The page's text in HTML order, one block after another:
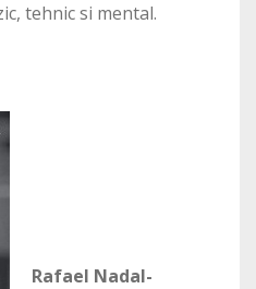
tehnic si mental.
Rafael Nadal-